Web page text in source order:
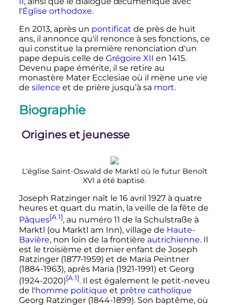
l'Église orthodoxe.
En 2013, après un pontificat de près de huit
ans, il annonce qu'il renonce à ses fonctions, ce
qui constitue la première renonciation d'un
pape depuis celle de Grégoire XII en 1415.
Devenu pape émérite, il se retire au
monastère Mater Ecclesiae où il mène une vie
de silence et de prière jusqu’à sa mort.
Biographie
Origines et jeunesse
L'église Saint-Oswald de Marktl où le futur Benoît
XVI a été baptisé.
Joseph Ratzinger naît le 16 avril 1927à quatre
heures et quart du matin, la veille de la fête de
Pâques[A 1], au numéro 11 de la Schulstraße à
Marktl (ou Marktl am Inn), village de Haute-
Bavière, non loin de la frontière autrichienne. Il
est le troisième et dernier enfant de Joseph
Ratzinger (1877-1959) et de Maria Peintner
(1884-1963), après Maria (1921-1991) et Georg
(1924-2020)[A 1]. Il est également le petit-neveu
de l'homme politique et prêtre catholique
Georg Ratzinger (1844-1899). Son baptême, où